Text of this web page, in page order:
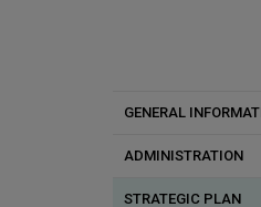
GENERAL
Rector's
University
ADMINISTRATION
STRATEGIC PLAN